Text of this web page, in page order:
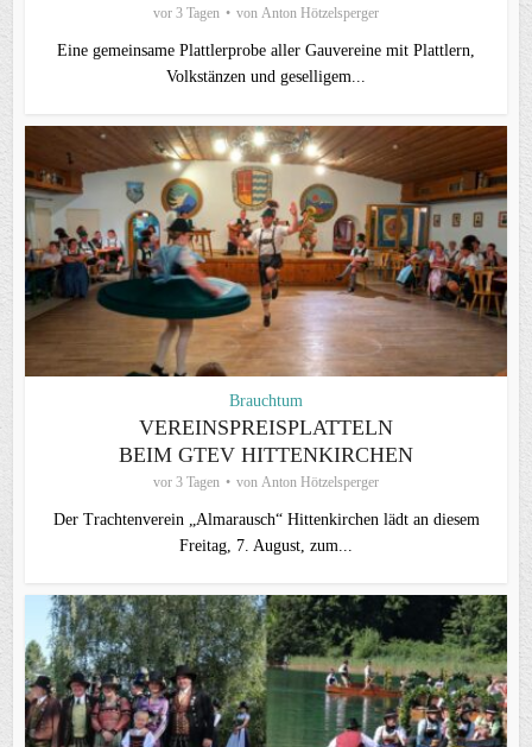
vor 3 Tagen von Anton Hötzelsperger
Eine gemeinsame Plattlerprobe aller Gauvereine mit Plattlern,
Volkstänzen und geselligem...
Brauchtum
VEREINSPREISPLATTELN
BEIM GTEV HITTENKIRCHEN
vor 3 Tagen von Anton Hötzelsperger
Der Trachtenverein „Almarausch“ Hittenkirchen lädt an diesem
Freitag, 7. August, zum...